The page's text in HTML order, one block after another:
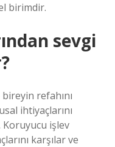
birimdir.
sevgi
refahını
ihtiyaçlarını
işlev
karşılar ve